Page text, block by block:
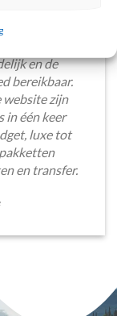
via
en de
bereikbaar.
website zijn
in één keer
luxe tot
en transfer.